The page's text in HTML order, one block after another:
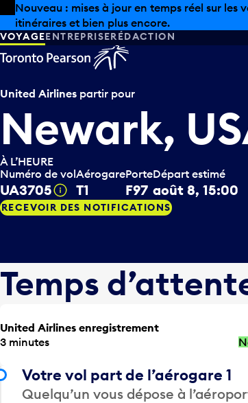
Skip to offers
Passer au contenu principal
Les aubaines estivales sont arrivées chez
VOYAGEENTREPRISERÉDACTION
United Airlines partir pour
Newark,
À L’HEURE
Numéro de vol
UA3705 Infobulle
Aérogare
T1
Porte
F97
Départ estimé
août 8, 15:00
RECEVOIR DES NOTIFICATIONS
Temps
United Airlines enregistrement
3 minutes
Votre vol part de l’aérogare 1
Quelqu’un vous dépose à